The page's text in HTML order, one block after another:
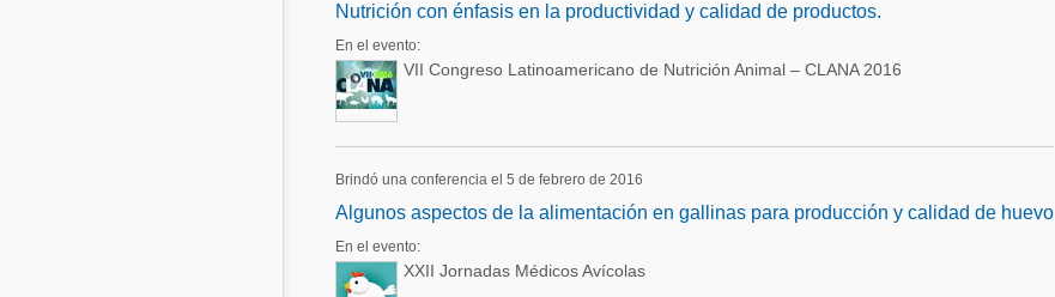
Nutrición con énfasis en la productividad y calidad de productos.
En el evento:
VII Congreso Latinoamericano de Nutrición Animal – CLANA 2016
Brindó una conferencia el 5 de febrero de 2016
Algunos aspectos de la alimentación en gallinas para producción y calidad de huevo
En el evento:
XXII Jornadas Médicos Avícolas